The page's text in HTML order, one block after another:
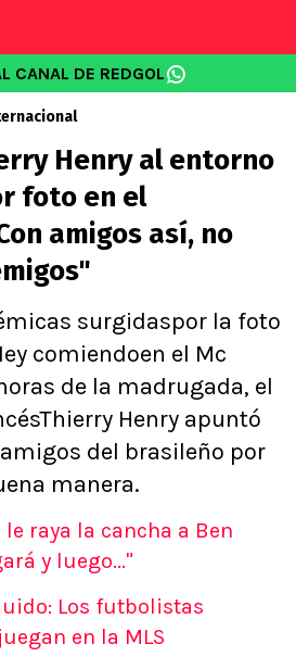
CANAL DE REDGOL
Henry al entorno
foto en el
amigos así, no
surgidaspor la foto
comiendoen el Mc
de la madrugada, el
Henry apuntó
del brasileño por
manera.
raya la cancha a Ben
y luego..."
Los futbolistas
en la MLS